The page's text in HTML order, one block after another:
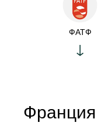
ФАТФ
Франция